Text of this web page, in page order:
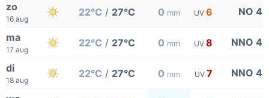
zo
16 aug
22°C / 27°C 0 mm UV 6 NO 4
ma
17 aug
22°C / 27°C 0 mm UV 8 NNO 4
di
18 aug
22°C / 27°C 0 mm UV 7 NNO 4